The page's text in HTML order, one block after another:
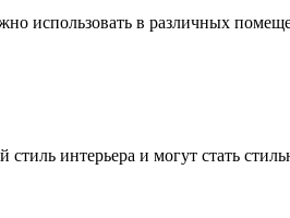
использовать в различных
интерьера и могут стать